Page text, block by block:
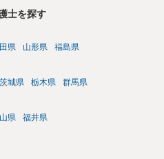
士を探す
県 山形県 福島県
茨城県 栃木県 群馬県
県 福井県